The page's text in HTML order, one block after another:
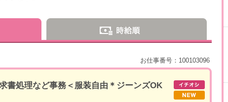
お仕事番号：100103096
書処理など事務＜服装自由＊ジーンズOK